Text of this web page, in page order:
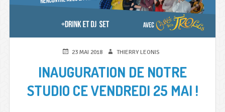
PUBLIÉ23 MAI 2018 AUTEUR
THIERRY LEONIS
INAUGURATION DE NOTRE
STUDIO CE VENDREDI 25 MAI !